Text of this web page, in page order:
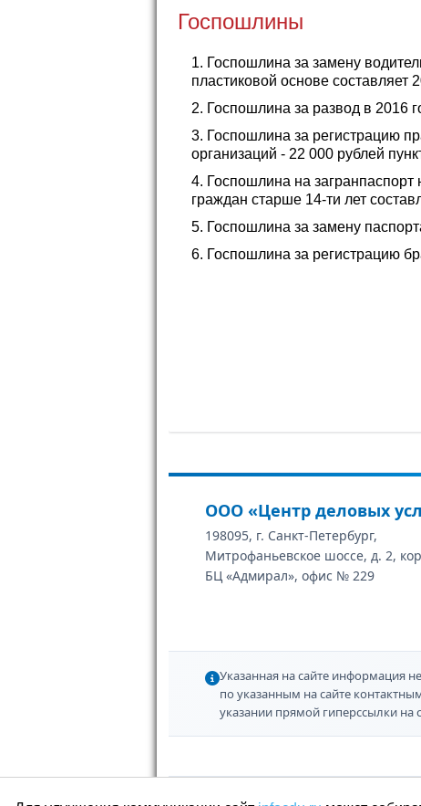
Госпошлины
Госпошлина за замену
пластиковой основе составляет
Госпошлина за развод в 2016
Госпошлина за регистрацию
организаций - 22 000 рублей
Госпошлина на загранпаспорт
граждан старше 14-ти лет
Госпошлина за замену
Госпошлина за регистрацию
ООО «Центр деловых
198095, г. Санкт-Петербург,
Митрофаньевское шоссе, д. 2,
БЦ «Адмирал», офис № 229
Указанная на сайте информация
по указанным на сайте
указании прямой гиперссылки на